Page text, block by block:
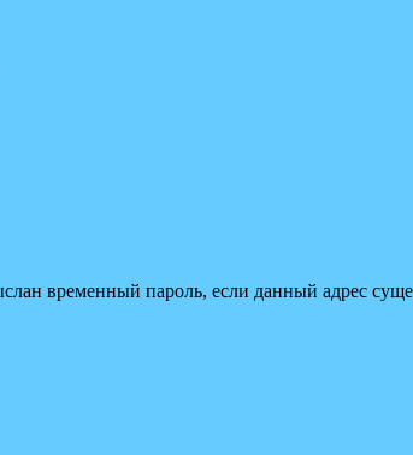
временный пароль, если данный адрес